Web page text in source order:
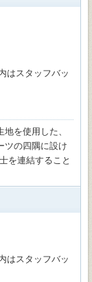
はスタッフバッ
を使用した、
ツの四隅に設け
を連結すること
はスタッフバッ